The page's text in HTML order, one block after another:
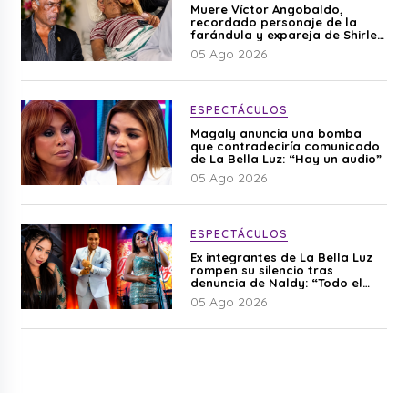
Muere Víctor Angobaldo,
recordado personaje de la
farándula y expareja de Shirley
Cherres
05 Ago 2026
ESPECTÁCULOS
Magaly anuncia una bomba
que contradeciría comunicado
de La Bella Luz: “Hay un audio”
05 Ago 2026
ESPECTÁCULOS
Ex integrantes de La Bella Luz
rompen su silencio tras
denuncia de Naldy: “Todo el
mundo lo sabía”
05 Ago 2026